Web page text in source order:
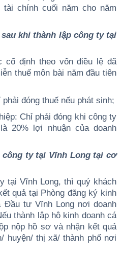
chính cuối năm cho năm
khi thành lập công ty tại
cố định theo vốn điều lệ đã
thuế môn bài năm đầu tiên
đóng thuế nếu phát sinh;
Chỉ phải đóng khi công ty
20% lợi nhuận của doanh
ty tại Vĩnh Long tại cơ
tại Vĩnh Long, thì quý khách
quả tại Phòng đăng ký kinh
Đầu tư Vĩnh Long nơi doanh
thành lập hộ kinh doanh cá
nộp hồ sơ và nhận kết quả
huyện/ thị xã/ thành phố nơi